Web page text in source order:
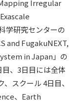
Irregular
学研究センターの
and FugakuNEXT,
in Japan」の
、3日目には全体
スクール 4日目、
、Earth